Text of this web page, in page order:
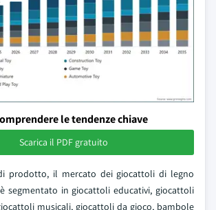
le tendenze chiave
Scarica il PDF gratuito
prodotto, il mercato dei giocattoli di legno
è segmentato in giocattoli educativi, giocattoli
musicali, giocattoli da gioco, bambole